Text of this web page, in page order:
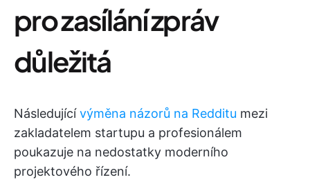
pro zasílání zpráv
důležitá
Následujícívýměna názorů na Redditu mezi
zakladatelem startupu a profesionálem
poukazuje na nedostatky moderního
projektového řízení.